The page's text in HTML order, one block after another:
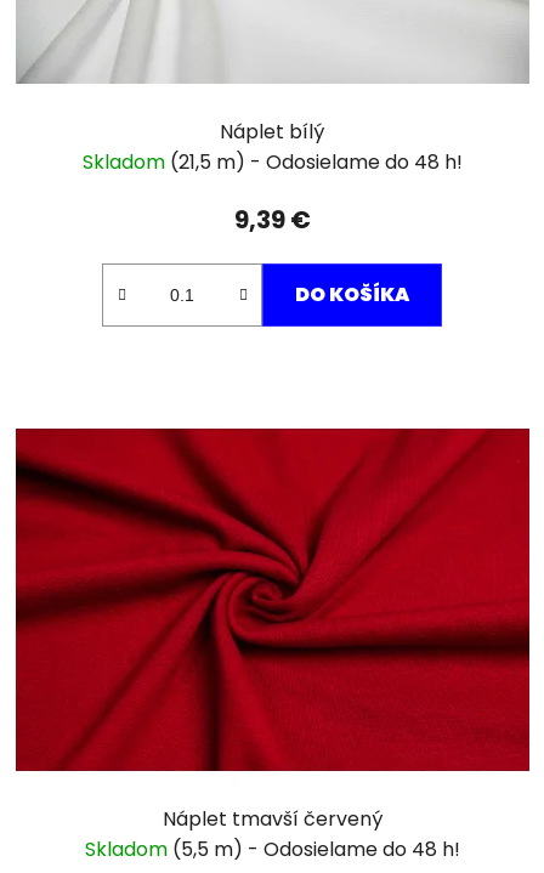
Náplet bílý
Skladom (21,5 m)
9,39 €
DO KOŠÍKA
Náplet tmavší červený
Skladom (5,5 m)